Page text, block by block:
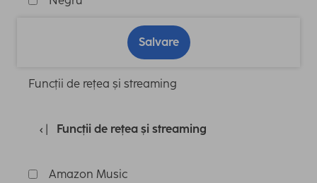
Salvare
Funcții de rețea și streaming
Funcții de rețea și streaming
Amazon Music